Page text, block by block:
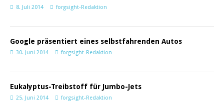
8. Juli 2014 forgsight-Redaktion
Google präsentiert eines selbstfahrenden Autos
30. Juni 2014 forgsight-Redaktion
Eukalyptus-Treibstoff für Jumbo-Jets
25. Juni 2014 forgsight-Redaktion